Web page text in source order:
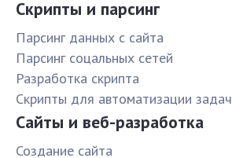
Скрипты и парсинг
Парсинг данных с сайта
Парсинг соцальных сетей
Разработка скрипта
Скрипты для автоматизации задач
Сайты и веб-разработка
Создание сайта